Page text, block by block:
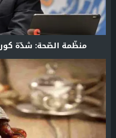
منظّمة الصّحة: شدّة